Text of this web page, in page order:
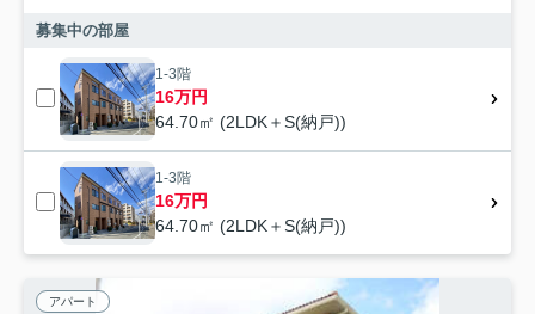
募集中の部屋
1-3階
16万円
64.70㎡ (2LDK＋S(納戸))
1-3階
16万円
64.70㎡ (2LDK＋S(納戸))
アパート